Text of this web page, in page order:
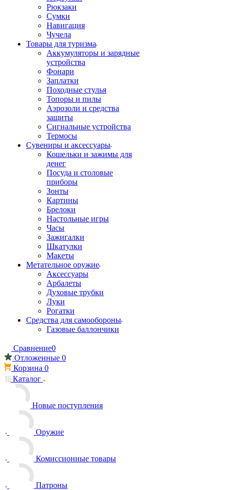
Рюкзаки
Сумки
Навигация
Чучела
Товары для туризма
Аккумуляторы и зарядные
устройства
Фонари
Заплатки
Походные стулья
Топоры и пилы
Аэрозоли и средства
защиты
Сигнальные устройства
Термосы
Сувениры и аксессуары
Кошельки и зажимы для
денег
Посуда и столовые
приборы
Зонты
Картины
Брелоки
Настольные игры
Часы
Зажигалки
Шкатулки
Макеты
Метательное оружие
Аксессуары
Арбалеты
Духовые трубки
Луки
Рогатки
Средства для самообороны
Газовые баллончики
Сравнение0
Отложенные 0
Корзина 0
Каталог
Новые поступления
Оружие
Комиссионные товары
Патроны